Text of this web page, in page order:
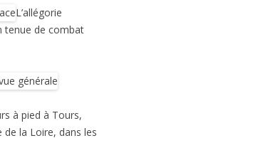
L’allégorie
tenue de combat
à pied à Tours,
de la Loire, dans les